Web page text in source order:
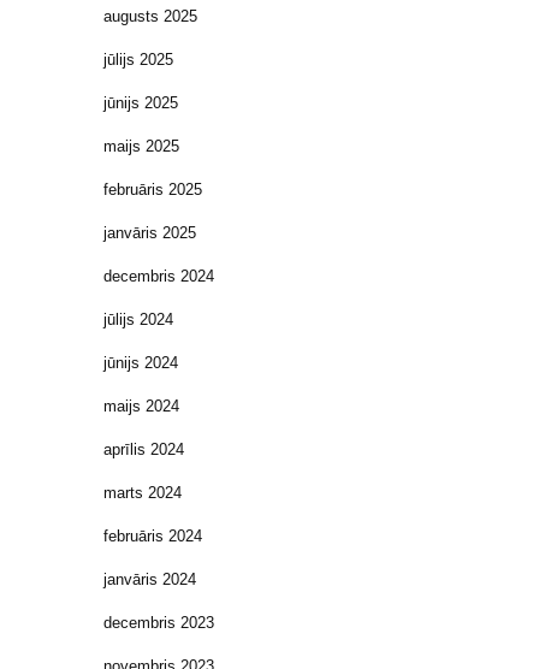
augusts 2025
jūlijs 2025
jūnijs 2025
maijs 2025
februāris 2025
janvāris 2025
decembris 2024
jūlijs 2024
jūnijs 2024
maijs 2024
aprīlis 2024
marts 2024
februāris 2024
janvāris 2024
decembris 2023